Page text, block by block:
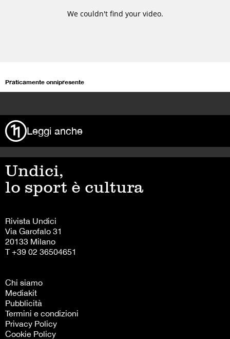
Praticamente onnipresente
Leggi anche
Undici,
lo sport è cultura
Rivista Undici
Via Garofalo 31
20133 Milano
T +39 02 36504651
Chi siamo
Mediakit
Pubblicità
Termini e condizioni
Privacy Policy
Cookie Policy